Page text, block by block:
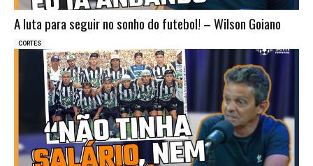
A luta para seguir no sonho do futebol! – Wilson Goiano
CORTES